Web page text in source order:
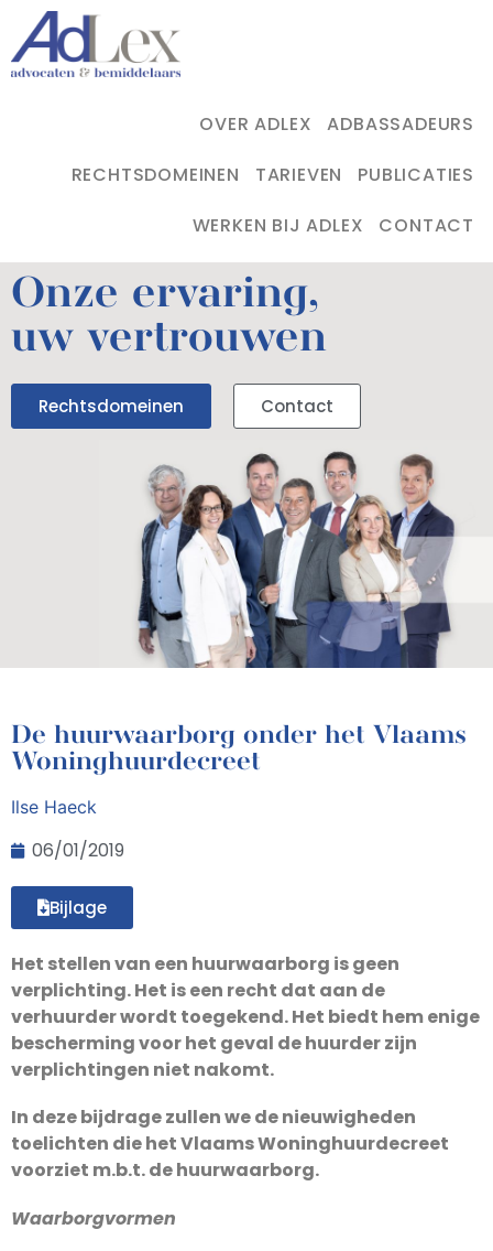
OVER ADLEX
ADBASSADEURS
RECHTSDOMEINEN
TARIEVEN
PUBLICATIES
WERKEN BIJ ADLEX
CONTACT
Onze ervaring,
uw vertrouwen
Rechtsdomeinen Contact
De huurwaarborg onder het Vlaams
Woninghuurdecreet
Ilse Haeck
06/01/2019
Bijlage
Het stellen van een huurwaarborg is geen
verplichting. Het is een recht dat aan de
verhuurder wordt toegekend. Het biedt hem enige
bescherming voor het geval de huurder zijn
verplichtingen niet nakomt.
In deze bijdrage zullen we de nieuwigheden
toelichten die het Vlaams Woninghuurdecreet
voorziet m.b.t. de huurwaarborg.
Waarborgvormen